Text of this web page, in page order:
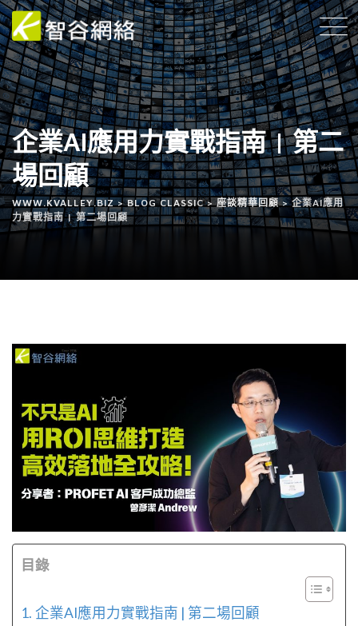
企業AI應用力實戰指南 | 第二
場回顧
WWW.KVALLEY.BIZ >BLOG CLASSIC> 座談精華回顧>企業AI應用
力實戰指南 | 第二場回顧
目錄
企業AI應用力實戰指南 | 第二場回顧